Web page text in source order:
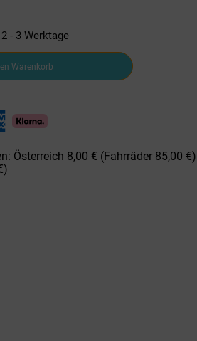
- 3 Werktage
Warenkorb
Österreich 8,00 € (Fahrräder 85,00